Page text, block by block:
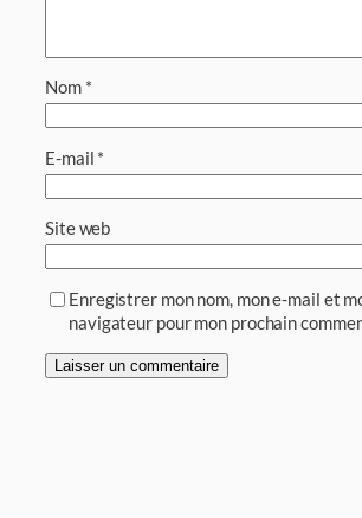
Nom *
E-mail *
Site web
Enregistrer mon nom, mon e-mail et
navigateur pour mon prochain